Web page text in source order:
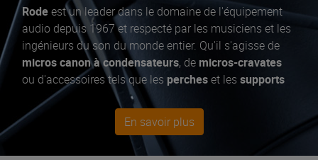
Rodeest un leader dans le domaine de l'équipement
audio depuis 1967 et respecté par les musiciens et les
ingénieurs du son du monde entier. Qu'il s'agisse de
micros canon à condensateurs, de micros-cravates
ou d'accessoires tels que les percheset les supports
de micro
, Rode a tout ce qu'il faut pour capturer les
talents d'un artiste surscèneou enstudio
micro à condensateur
le NT-USB mini et RodeCaster Pro. Pour ceux
En savoir plus